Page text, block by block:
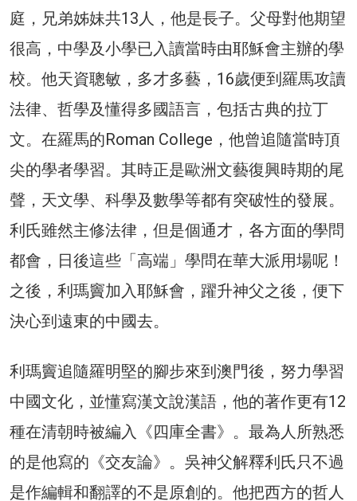
庭，兄弟姊妹共13人，他是長子。父母對他期望
很高，中學及小學已入讀當時由耶穌會主辦的學
校。他天資聰敏，多才多藝，16歲便到羅馬攻讀
法律、哲學及懂得多國語言，包括古典的拉丁
文。在羅馬的Roman College，他曾追隨當時頂
尖的學者學習。其時正是歐洲文藝復興時期的尾
聲，天文學、科學及數學等都有突破性的發展。
利氏雖然主修法律，但是個通才，各方面的學問
都會，日後這些「高端」學問在華大派用場呢！
之後，利瑪竇加入耶穌會，躍升神父之後，便下
決心到遠東的中國去。
利瑪竇追隨羅明堅的腳步來到澳門後，努力學習
中國文化，並懂寫漢文說漢語，他的著作更有12
種在清朝時被編入《四庫全書》。最為人所熟悉
的是他寫的《交友論》。吳神父解釋利氏只不過
是作編輯和翻譯的不是原創的。他把西方的哲人